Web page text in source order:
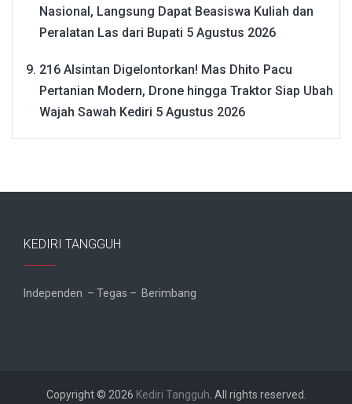
Nasional, Langsung Dapat Beasiswa Kuliah dan
Peralatan Las dari Bupati 5 Agustus 2026
216 Alsintan Digelontorkan! Mas Dhito Pacu
Pertanian Modern, Drone hingga Traktor Siap Ubah
Wajah Sawah Kediri 5 Agustus 2026
KEDIRI TANGGUH
Independen – Tegas – Berimbang
Copyright © 2026 Kediri Tangguh . All rights reserved.